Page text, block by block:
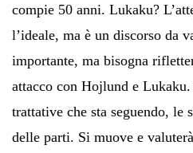
compie 50 anni. Lukaku?
l’ideale, ma è un discorso da
importante, ma bisogna
attacco con Hojlund e
trattative che sta seguendo, le
delle parti. Si muove e